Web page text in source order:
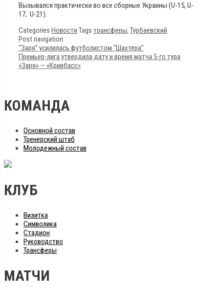
Вызывался практически во все сборные Украины (U-15, U-
17, U-21).
Categories Новости Tags трансферы, Турбаевский
Post navigation
“Заря” усилилась футболистом “Шахтера”
Премьер-лига утвердила дату и время матча 5-го тура
«Заря» — «Кривбасс»
КОМАНДА
Основной состав
Тренерский штаб
Молодежный состав
КЛУБ
Визитка
Символика
Стадион
Руководство
Трансферы
МАТЧИ